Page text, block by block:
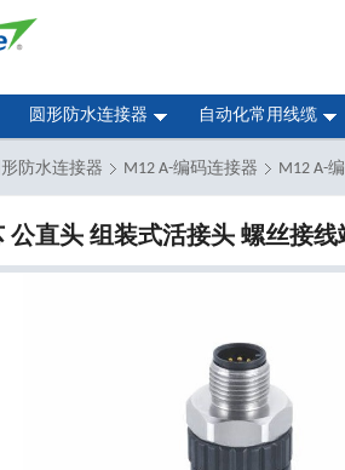
圆形防水连接器 自动化常用线缆
形防水连接器 M12 A-编码连接器 M12 A-
公直头 组装式活接头 螺丝接